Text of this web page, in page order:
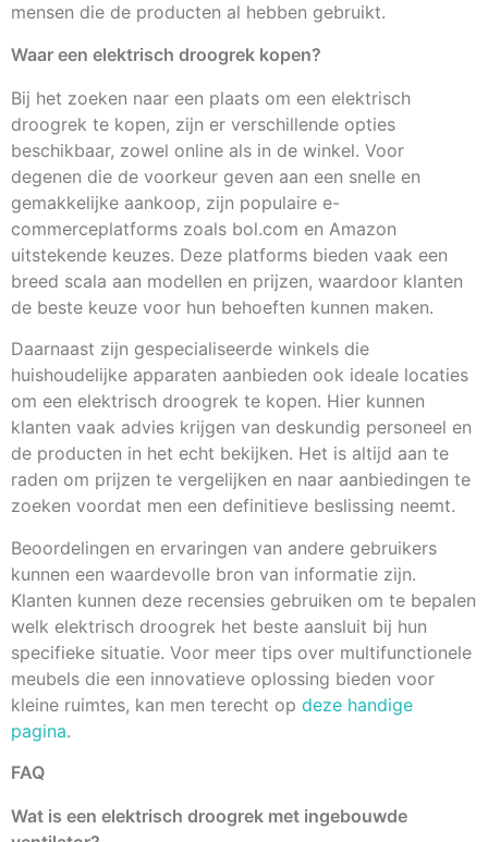
mensen die de producten al hebben gebruikt.
Waar een elektrisch droogrek kopen?
Bij het zoeken naar een plaats om een elektrisch
droogrek te kopen, zijn er verschillende opties
beschikbaar, zowel online als in de winkel. Voor
degenen die de voorkeur geven aan een snelle en
gemakkelijke aankoop, zijn populaire e-
commerceplatforms zoals bol.com en Amazon
uitstekende keuzes. Deze platforms bieden vaak een
breed scala aan modellen en prijzen, waardoor klanten
de beste keuze voor hun behoeften kunnen maken.
Daarnaast zijn gespecialiseerde winkels die
huishoudelijke apparaten aanbieden ook ideale locaties
om een elektrisch droogrek te kopen. Hier kunnen
klanten vaak advies krijgen van deskundig personeel en
de producten in het echt bekijken. Het is altijd aan te
raden om prijzen te vergelijken en naar aanbiedingen te
zoeken voordat men een definitieve beslissing neemt.
Beoordelingen en ervaringen van andere gebruikers
kunnen een waardevolle bron van informatie zijn.
Klanten kunnen deze recensies gebruiken om te bepalen
welk elektrisch droogrek het beste aansluit bij hun
specifieke situatie. Voor meer tips over multifunctionele
meubels die een innovatieve oplossing bieden voor
kleine ruimtes, kan men terecht op deze handige
pagina.
FAQ
Wat is een elektrisch droogrek met ingebouwde